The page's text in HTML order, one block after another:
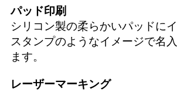
パッド印刷
シリコン製の柔らかいパッドに
スタンプのようなイメージで名
ます。
レーザーマーキング